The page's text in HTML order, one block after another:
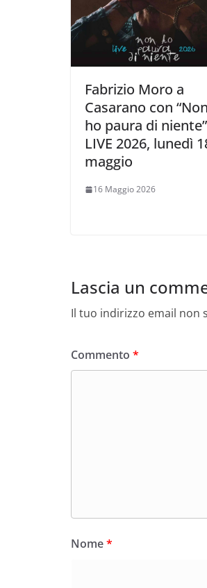
Fabrizio Moro a
Casarano con “Non
ho paura di niente”
LIVE 2026, lunedì
maggio
16 Maggio 2026
Lascia un
Il tuo indirizzo email non
Commento *
Nome*